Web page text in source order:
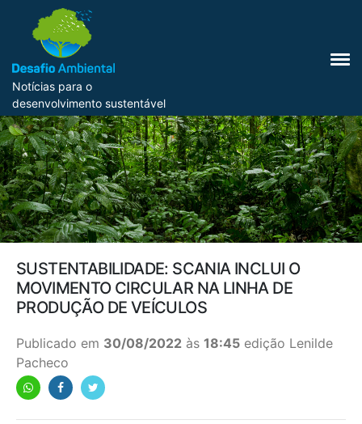
Notícias para o
desenvolvimento sustentável
SUSTENTABILIDADE: SCANIA INCLUI O
MOVIMENTO CIRCULAR NA LINHA DE
PRODUÇÃO DE VEÍCULOS
Publicado em 30/08/2022 às 18:45 edição Lenilde
Pacheco